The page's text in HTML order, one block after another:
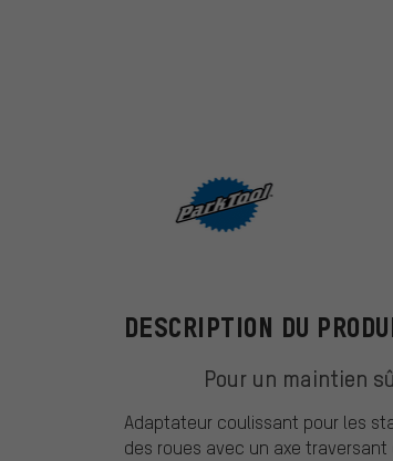
DESCRIPTION DU
Pour un maintien
Adaptateur coulissant pour les
des roues avec un axe traversant